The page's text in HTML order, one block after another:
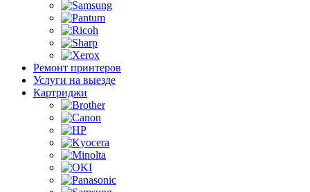
Ремонт принтеров
Услуги на выезде
Картриджи